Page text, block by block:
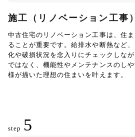
施工（リノベーション工事）
中古住宅のリノベーション工事は、住
ることが重要です。給排水や断熱など
化や破損状況を念入りにチェックしな
ではなく、機能性やメンテナンスのし
様が描いた理想の住まいを叶えます。
step 5